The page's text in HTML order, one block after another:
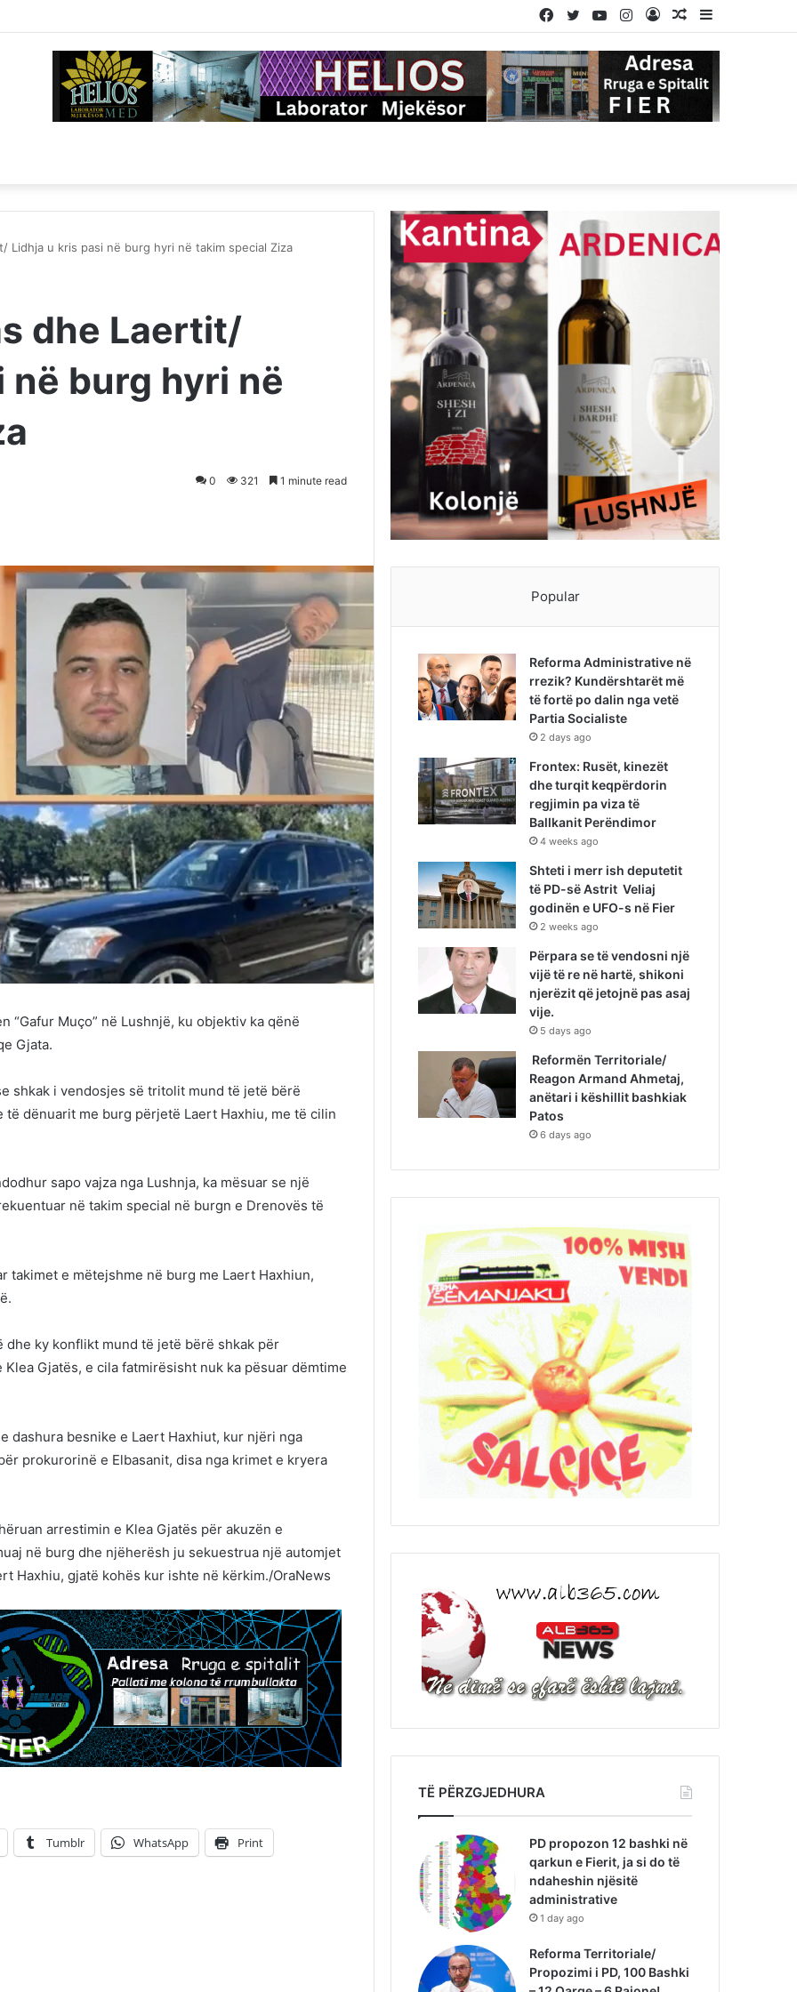
Sidebar
Random
Log
Instagram
YouTube
Twitter
Facebook
Lidhja u kris pasi në burg hyri në takim special Ziza
dhe Laertit/
në burg hyri në
0 321 1 minute read
Muço” në Lushnjë, ku objektiv ka qënë
Gjata.
shkak i vendosjes së tritolit mund të jetë bërë
dënuarit me burg përjetë Laert Haxhiu, me të cilin
sapo vajza nga Lushnja, ka mësuar se një
në takim special në burgn e Drenovës të
takimet e mëtejshme në burg me Laert Haxhiun,
ky konflikt mund të jetë bërë shkak për
Gjatës, e cila fatmirësisht nuk ka pësuar dëmtime
dashura besnike e Laert Haxhiut, kur njëri nga
prokurorinë e Elbasanit, disa nga krimet e kryera
arrestimin e Klea Gjatës për akuzën e
në burg dhe njëherësh ju sekuestrua një automjet
Haxhiu, gjatë kohës kur ishte në kërkim./OraNews
Tumblr WhatsApp Print
Popular
Reforma Administrative në
rrezik? Kundërshtarët më
të fortë po dalin nga vetë
Partia Socialiste
2 days ago
Frontex: Rusët, kinezët
dhe turqit keqpërdorin
regjimin pa viza të
Ballkanit Perëndimor
4 weeks ago
Shteti i merr ish deputetit
të PD-së Astrit Veliaj
godinën e UFO-s në Fier
2 weeks ago
Përpara se të vendosni një
vijë të re në hartë, shikoni
njerëzit që jetojnë pas asaj
vije.
5 days ago
Reformën Territoriale/
Reagon Armand Ahmetaj,
anëtari i këshillit bashkiak
Patos
6 days ago
TË PËRZGJEDHURA
PD propozon 12 bashki në
qarkun e Fierit, ja si do të
ndaheshin njësitë
administrative
1 day ago
Reforma Territoriale/
Propozimi i PD, 100 Bashki